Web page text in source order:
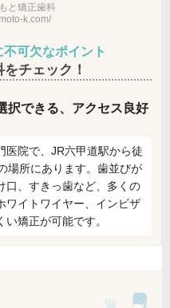
と矯正歯科
k.com/
可欠なポイント
チェック！
択できる、アクセス良好
医院で、JR六甲道駅から徒
場所にあります。歯並びが
口、すきっ歯など、多くの
ワイトワイヤー、インビザ
矯正が可能です。